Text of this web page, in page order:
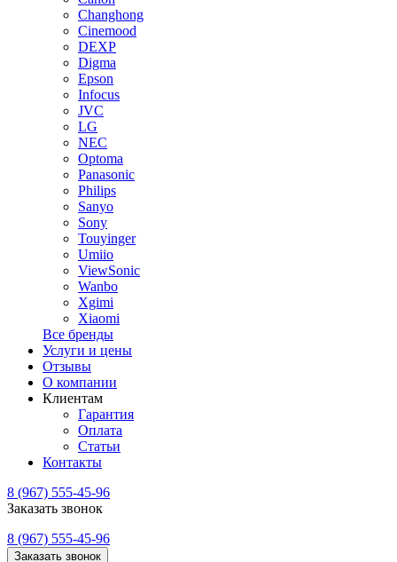
Changhong
Cinemood
DEXP
Digma
Epson
Infocus
JVC
LG
NEC
Optoma
Panasonic
Philips
Sanyo
Sony
Touyinger
Umiio
ViewSonic
Wanbo
Xgimi
Xiaomi
Все бренды
Услуги и цены
Отзывы
О компании
Клиентам
Гарантия
Оплата
Статьи
Контакты
8 (967) 555-45-96
Заказать звонок
8 (967) 555-45-96
Заказать звонок